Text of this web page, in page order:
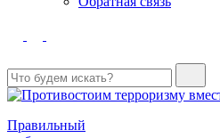
Правильный